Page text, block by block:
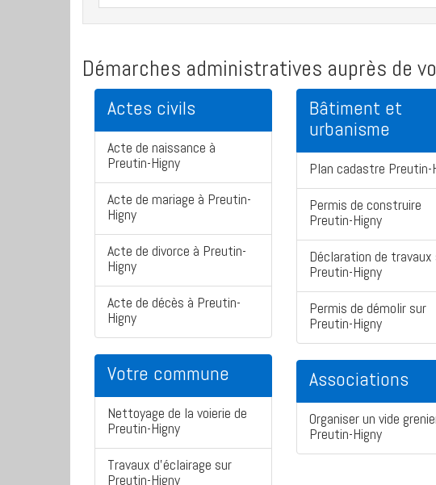
Démarches administratives auprès de
Actes civils
Acte de naissance à
Preutin-Higny
Acte de mariage à Preutin-
Higny
Acte de divorce à Preutin-
Higny
Acte de décès à Preutin-
Higny
Votre commune
Nettoyage de la voierie de
Preutin-Higny
Travaux d'éclairage sur
Preutin-Higny
Bâtiment et
urbanisme
Plan cadastre Preutin-
Permis de construire
Preutin-Higny
Déclaration de travaux
Preutin-Higny
Permis de démolir sur
Preutin-Higny
Associations
Organiser un vide
Preutin-Higny